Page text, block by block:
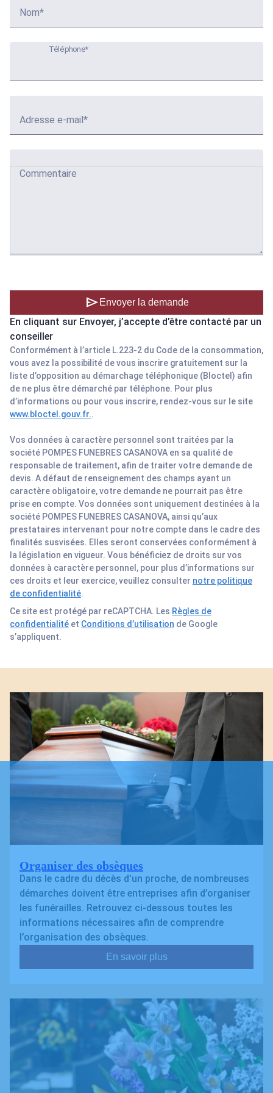
Nom*
Téléphone*
Adresse e-mail*
Commentaire
send Envoyer la demande
En cliquant sur Envoyer, j’accepte d’être contacté par un
conseiller
Conformément à l’article L.223-2 du Code de la consommation,
vous avez la possibilité de vous inscrire gratuitement sur la
liste d’opposition au démarchage téléphonique (Bloctel) afin
de ne plus être démarché par téléphone. Pour plus
d’informations ou pour vous inscrire, rendez-vous sur le site
www.bloctel.gouv.fr..
Vos données à caractère personnel sont traitées par la
société POMPES FUNEBRES CASANOVA en sa qualité de
responsable de traitement, afin de traiter votre demande de
devis. A défaut de renseignement des champs ayant un
caractère obligatoire, votre demande ne pourrait pas être
prise en compte. Vos données sont uniquement destinées à la
société POMPES FUNEBRES CASANOVA, ainsi qu’aux
prestataires intervenant pour notre compte dans le cadre des
finalités susvisées. Elles seront conservées conformément à
la législation en vigueur. Vous bénéficiez de droits sur vos
données à caractère personnel, pour plus d’informations sur
ces droits et leur exercice, veuillez consulter notre politique
de confidentialité.
Ce site est protégé par reCAPTCHA. Les Règles de
confidentialité et Conditions d’utilisation de Google
s’appliquent.
Organiser des obsèques
Dans le cadre du décès d’un proche, de nombreuses
démarches doivent être entreprises afin d’organiser
les funérailles. Retrouvez ci-dessous toutes les
informations nécessaires afin de comprendre
l’organisation des obsèques.
En savoir plus